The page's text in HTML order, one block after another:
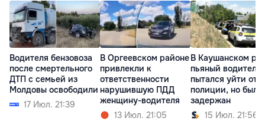
Водителя бензовоза
после смертельного
ДТП с семьей из
Молдовы освободили
17 Июл. 21:39
В Оргеевском районе
привлекли к
ответственности
нарушившую ПДД
женщину-водителя
13 Июл. 21:05
В Каушанском
пьяный водитель
пытался уйти от
полиции, но был
задержан
15 Июл. 21:56